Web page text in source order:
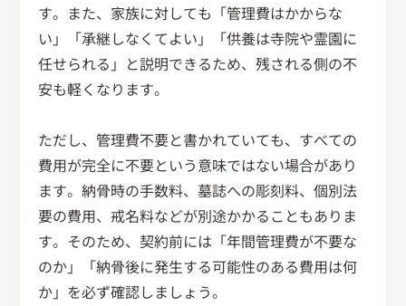
す。また、家族に対しても「管理費はかからな
い」「承継しなくてよい」「供養は寺院や霊園に
任せられる」と説明できるため、残される側の不
安も軽くなります。
ただし、管理費不要と書かれていても、すべての
費用が完全に不要という意味ではない場合があり
ます。納骨時の手数料、墓誌への彫刻料、個別法
要の費用、戒名料などが別途かかることもありま
す。そのため、契約前には「年間管理費が不要な
のか」「納骨後に発生する可能性のある費用は何
か」を必ず確認しましょう。